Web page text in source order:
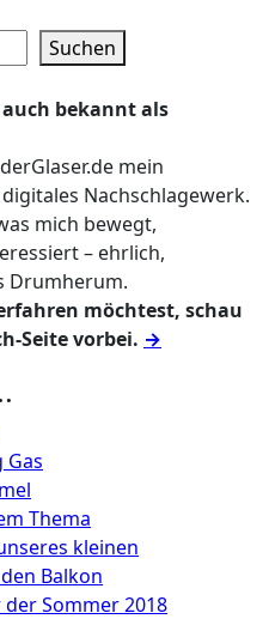
Suchen
auch bekannt als
mein
Nachschlagewerk.
mich bewegt,
– ehrlich,
Drumherum.
möchtest, schau
Seite vorbei. →
Gas
Thema
kleinen
Balkon
Sommer 2018